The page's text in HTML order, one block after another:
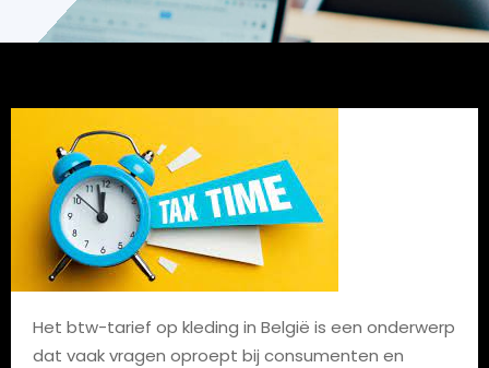
Het btw-tarief op kleding in België is een onderwerp
dat vaak vragen oproept bij consumenten en